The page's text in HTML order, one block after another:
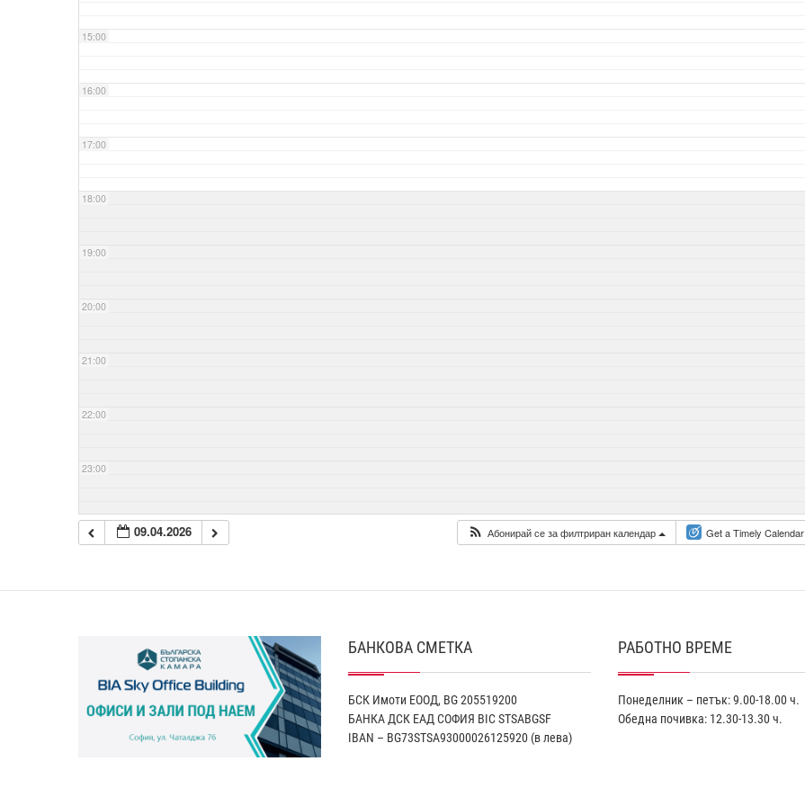
15:00
16:00
17:00
18:00
19:00
20:00
21:00
22:00
23:00
09.04.2026 Абонирай се за филтриран календар Get a Timely Calendar
БАНКОВА СМЕТКА
БСК Имоти ЕООД, BG 205519200
БАНКА ДСК EАД СОФИЯ BIC STSABGSF
IBAN – BG73STSA93000026125920 (в лева)
РАБОТНО ВРЕМЕ
Понеделник – петък: 9.00-18.00 ч.
Обедна почивка: 12.30-13.30 ч.